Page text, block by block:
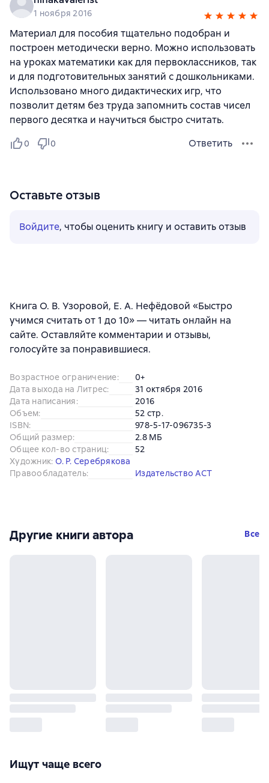
1 ноября 2016
Материал для пособия тщательно подобран и
построен методически верно. Можно использовать
на уроках математики как для первоклассников, так
и для подготовительных занятий с дошкольниками.
Использовано много дидактических игр, что
позволит детям без труда запомнить состав чисел
первого десятка и научиться быстро считать.
0 0 Ответить
Оставьте отзыв
Войдите, чтобы оценить книгу и оставить отзыв
Книга О. В. Узоровой, Е. А. Нефёдовой «Быстро
учимся считать от 1 до 10» — читать онлайн на
сайте. Оставляйте комментарии и отзывы,
голосуйте за понравившиеся.
Возрастное ограничение:
0+
Дата выхода на Литрес:
31 октября 2016
Дата написания:
2016
Объем:
52 стр.
ISBN:
978-5-17-096735-3
Общий размер:
2.8 МБ
Общее кол-во страниц:
52
Художник: О. Р. Серебрякова
Правообладатель: Издательство АСТ
Другие книги автора Все
Ищут чаще всего